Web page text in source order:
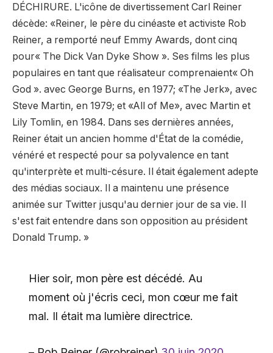
DÉCHIRURE. L'icône de divertissement Carl Reiner
décède: «Reiner, le père du cinéaste et activiste Rob
Reiner, a remporté neuf Emmy Awards, dont cinq
pour« The Dick Van Dyke Show ». Ses films les plus
populaires en tant que réalisateur comprenaient« Oh
God ». avec George Burns, en 1977; «The Jerk», avec
Steve Martin, en 1979; et «All of Me», avec Martin et
Lily Tomlin, en 1984. Dans ses dernières années,
Reiner était un ancien homme d'État de la comédie,
vénéré et respecté pour sa polyvalence en tant
qu'interprète et multi-césure. Il était également adepte
des médias sociaux. Il a maintenu une présence
animée sur Twitter jusqu'au dernier jour de sa vie. Il
s'est fait entendre dans son opposition au président
Donald Trump. »
Hier soir, mon père est décédé. Au
moment où j'écris ceci, mon cœur me fait
mal. Il était ma lumière directrice.